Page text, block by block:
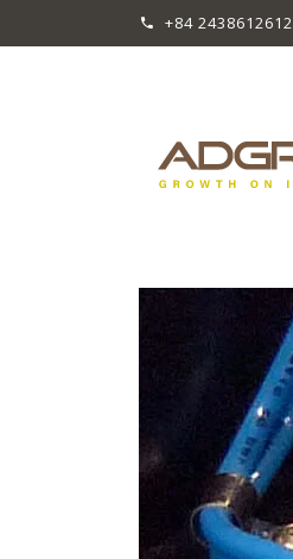
+84 2438612612